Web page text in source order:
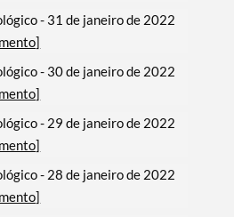
- 31 de janeiro de 2022
- 30 de janeiro de 2022
- 29 de janeiro de 2022
- 28 de janeiro de 2022